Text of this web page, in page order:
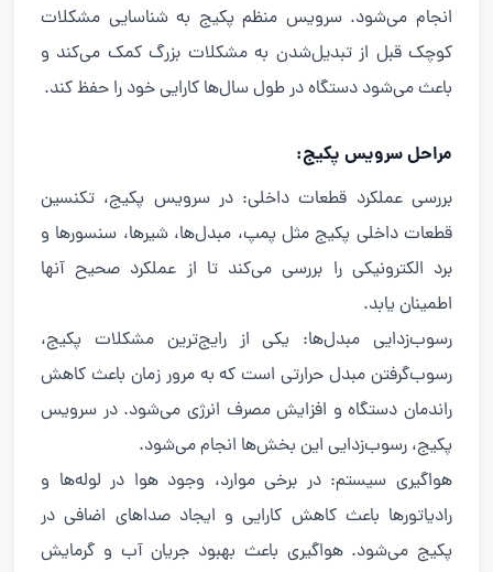
انجام می‌شود. سرویس منظم پکیج به شناسایی مشکلات
کوچک قبل از تبدیل‌شدن به مشکلات بزرگ کمک می‌کند و
باعث می‌شود دستگاه در طول سال‌ها کارایی خود را حفظ کند.
مراحل سرویس پکیج:
بررسی عملکرد قطعات داخلی: در سرویس پکیج، تکنسین
قطعات داخلی پکیج مثل پمپ، مبدل‌ها، شیرها، سنسورها و
برد الکترونیکی را بررسی می‌کند تا از عملکرد صحیح آنها
اطمینان یابد.
رسوب‌زدایی مبدل‌ها: یکی از رایج‌ترین مشکلات پکیج،
رسوب‌گرفتن مبدل حرارتی است که به مرور زمان باعث کاهش
راندمان دستگاه و افزایش مصرف انرژی می‌شود. در سرویس
پکیج، رسوب‌زدایی این بخش‌ها انجام می‌شود.
هواگیری سیستم: در برخی موارد، وجود هوا در لوله‌ها و
رادیاتورها باعث کاهش کارایی و ایجاد صداهای اضافی در
پکیج می‌شود. هواگیری باعث بهبود جریان آب و گرمایش